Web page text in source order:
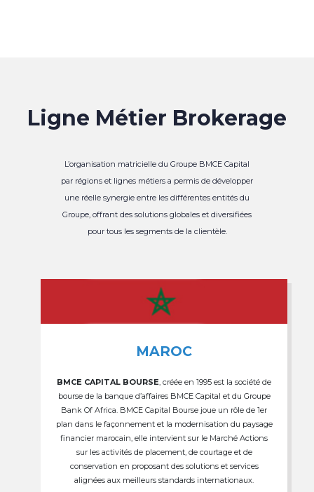
Ligne Métier Brokerage
L’organisation matricielle du Groupe BMCE Capital
par régions et lignes métiers a permis de développer
une réelle synergie entre les différentes entités du
Groupe, offrant des solutions globales et diversifiées
pour tous les segments de la clientèle.
MAROC
BMCE CAPITAL BOURSE , créée en 1995 est la société de
bourse de la banque d’affaires BMCE Capital et du Groupe
Bank Of Africa. BMCE Capital Bourse joue un rôle de 1er
plan dans le façonnement et la modernisation du paysage
financier marocain, elle intervient sur le Marché Actions
sur les activités de placement, de courtage et de
conservation en proposant des solutions et services
alignées aux meilleurs standards internationaux.